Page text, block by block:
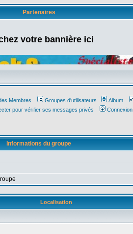
Partenaires
votre bannière ici
Membres Groupes d'utilisateurs Album
pour vérifier ses messages privés Connexion
Informations du groupe
Localisation